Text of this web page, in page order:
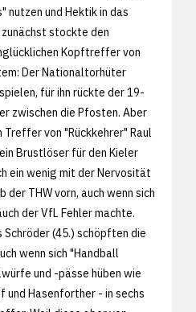
nutzen und Hektik in das
stockte den
Kopftreffer von
Der Nationaltorhüter
für ihn rückte der 19-
zwischen die Pfosten. Aber
von "Rückkehrer" Raul
Brustlöser für den Kieler
ein wenig mit der Nervosität
der THW vorn, auch wenn sich
der VfL Fehler machte.
Schröder (45.) schöpften die
wenn sich "Handball
und -pässe hüben wie
und Hasenforther - in sechs